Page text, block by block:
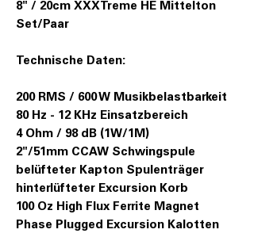
8" / 20cm XXXTreme HE Mittelton
Set/Paar
Technische Daten:
200 RMS / 600 W Musikbelastbarkeit
80 Hz - 12 KHz Einsatzbereich
4 Ohm / 98 dB (1W/1M)
2"/51mm CCAW Schwingspule
belüfteter Kapton Spulenträger
hinterlüfteter Excursion Korb
100 Oz High Flux Ferrite Magnet
Phase Plugged Excursion Kalotten